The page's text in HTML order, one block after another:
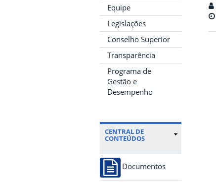
Equipe
Legislações
Conselho Superior
Transparência
Programa de
Gestão e
Desempenho
CENTRAL DE
CONTEÚDOS
Documentos